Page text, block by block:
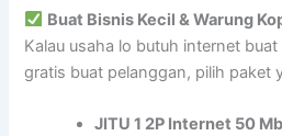
Buat Bisnis Kecil & Warung
Kalau usaha lo butuh internet
gratis buat pelanggan, pilih paket
JITU 1 2P Internet 50